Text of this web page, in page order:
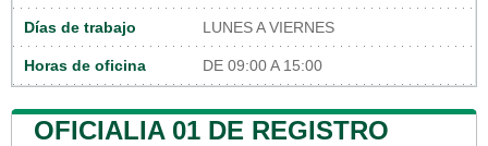
Días de trabajo LUNES A VIERNES
Horas de oficina DE 09:00 A 15:00
OFICIALIA 01 DE REGISTRO